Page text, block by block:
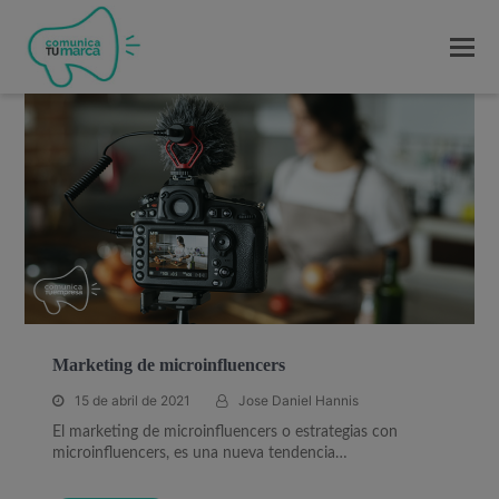
Marketing de microinfluencers
15 de abril de 2021 Jose Daniel Hannis
El marketing de microinfluencers o estrategias con
microinfluencers, es una nueva tendencia…